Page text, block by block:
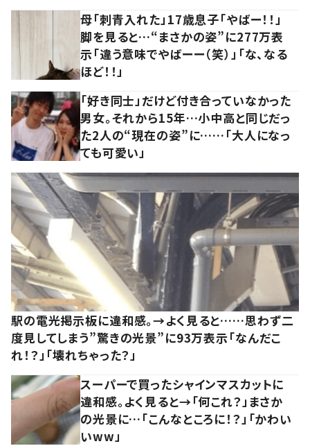
母「刺青入れた」17歳息子「やばー！！」
脚を見ると…“まさかの姿”に277万表
示「違う意味でやばーー（笑）」「な、なる
ほど！！」
「好き同士」だけど付き合っていなかった
男女。それから15年…小中高と同じだっ
た2人の“現在の姿”に……「大人になっ
ても可愛い」
駅の電光掲示板に違和感。→よく見ると……思わず二
度見してしまう”驚きの光景”に93万表示「なんだこ
れ！？」「壊れちゃった？」
スーパーで買ったシャインマスカットに
違和感。よく見ると→「何これ？」まさか
の光景に…「こんなところに！？」「かわい
いww」